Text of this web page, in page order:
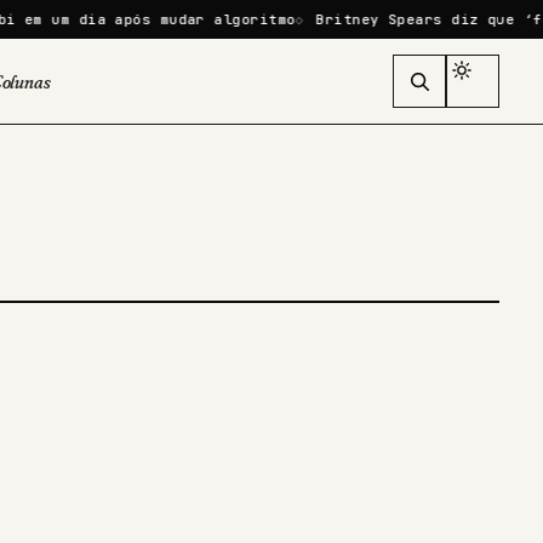
um dia após mudar algoritmo Britney Spears diz que